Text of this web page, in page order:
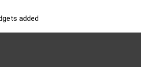
added